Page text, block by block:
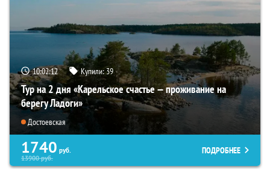
10:02:11 Купили:39
Тур на 2 дня «Карельское счастье — проживание на
берегу Ладоги»
Достоевская
1740 руб.
13900руб.
ПОДРОБНЕЕ